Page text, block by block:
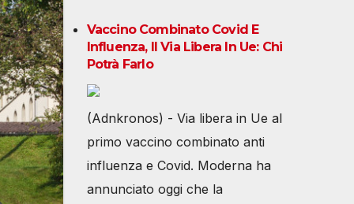
Vaccino Combinato Covid E
Influenza, Il Via Libera In Ue: Chi
Potrà Farlo
(Adnkronos) - Via libera in Ue al
primo vaccino combinato anti
influenza e Covid. Moderna ha
annunciato oggi che la